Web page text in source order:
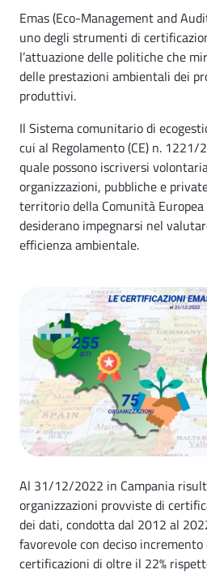
Emas (Eco-Management and
uno degli strumenti di
l’attuazione delle politiche che
delle prestazioni ambientali dei
produttivi.
Il Sistema comunitario di
cui al Regolamento (CE) n.
quale possono iscriversi
organizzazioni, pubbliche e
territorio della Comunità
desiderano impegnarsi nel
efficienza ambientale.
Al 31/12/2022 in Campania
organizzazioni provviste di
dei dati, condotta dal 2012 al
favorevole con deciso
certificazioni di oltre il 22%